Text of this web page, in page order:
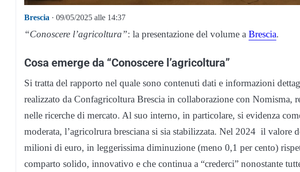
Brescia · 09/05/2025 alle 14:37
“Conoscere l’agricoltura”: la presentazione del volume a Brescia.
Cosa emerge da “Conoscere l’agricoltura”
Si tratta del rapporto nel quale sono contenuti dati e informazioni
realizzato da Confagricoltura Brescia in collaborazione con Nomisma,
nelle ricerche di mercato. Al suo interno, in particolare, si evidenza
moderata, l’agricolrura bresciana si sia stabilizzata. Nel 2024 il valore
milioni di euro, in leggerissima diminuzione (meno 0,1 per cento)
comparto solido, innovativo e che continua a “crederci” nonostante